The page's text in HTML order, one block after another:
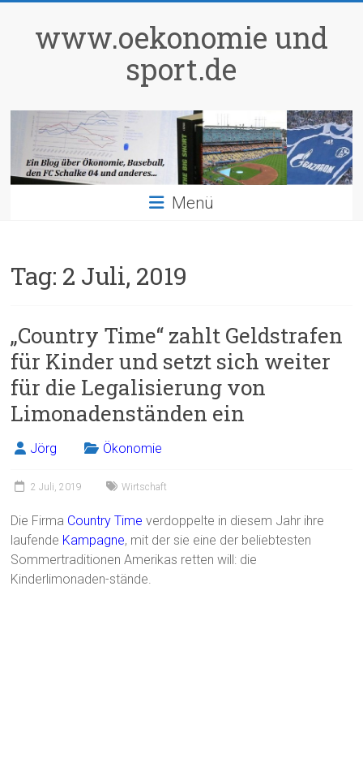
springenwww.oekonomie und
sport.de
Menü
Tag: 2 Juli, 2019
„Country Time“ zahlt Geldstrafen
für Kinder und setzt sich weiter
für die Legalisierung von
Limonadenständen ein
Jörg Ökonomie
2 Juli, 2019 Wirtschaft
Die Firma Country Time verdoppelte in diesem Jahr ihre
laufende Kampagne, mit der sie eine der beliebtesten
Sommertraditionen Amerikas retten will: die
Kinderlimonaden-stände.